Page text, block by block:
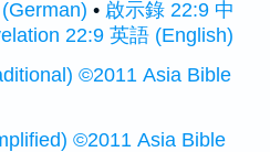
• 啟示錄 22:9 中
22:9 英語 (English)
©2011 Asia Bible
©2011 Asia Bible